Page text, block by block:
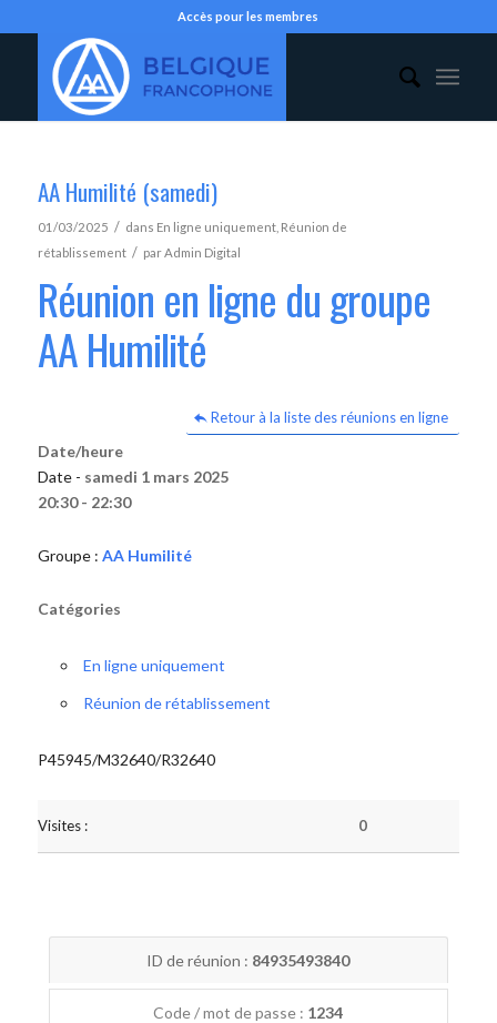
Accès pour les membres
AA Humilité (samedi)
01/03/2025 / dans En ligne uniquement, Réunion de
rétablissement / parAdmin Digital
Réunion en ligne du groupe
AA Humilité
Retour à la liste des réunions en ligne
Date/heure
Date - samedi 1 mars 2025
20:30 - 22:30
Groupe : AA Humilité
Catégories
En ligne uniquement
Réunion de rétablissement
P45945/M32640/R32640
Visites : 0
ID de réunion : 84935493840
Code / mot de passe : 1234